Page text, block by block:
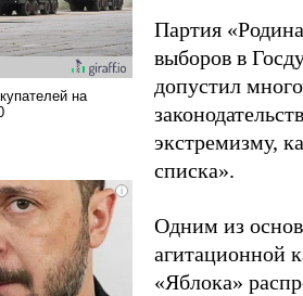
Партия
выборов в
допустил
экстремизму,
списка».
Одним из
агитационной
«Яблока»